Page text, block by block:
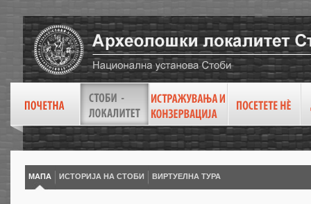
МАПА ИСТОРИЈА НА СТОБИ ВИРТУEЛНА ТУРА